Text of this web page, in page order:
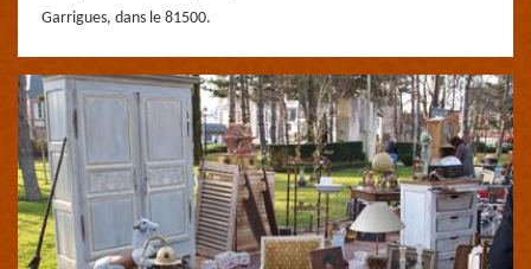
Garrigues, dans le 81500.